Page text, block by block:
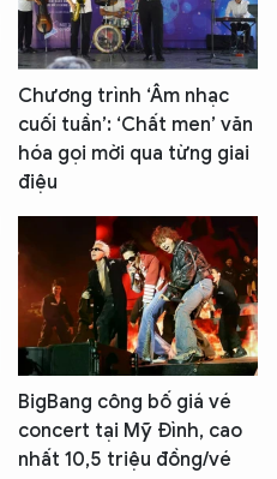
Chương trình ‘Âm nhạc
cuối tuần’: ‘Chất men’ văn
hóa gọi mời qua từng giai
điệu
BigBang công bố giá vé
concert tại Mỹ Đình, cao
nhất 10,5 triệu đồng/vé